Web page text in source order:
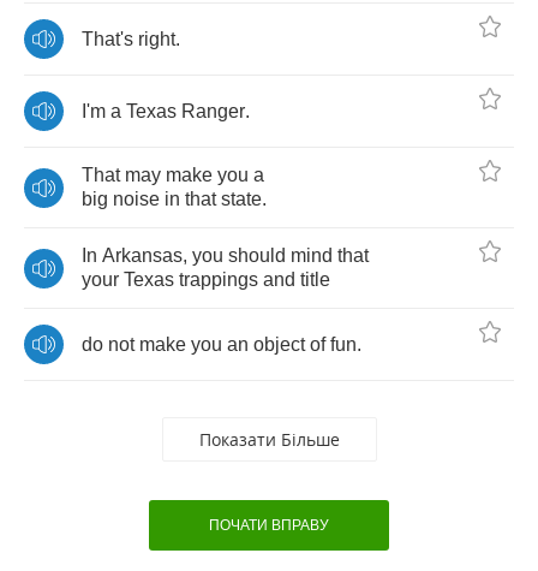
That's right.
I'm a Texas Ranger.
That may make you a
big noise in that state.
In Arkansas, you should mind that
your Texas trappings and title
do not make you an object of fun.
Показати Більше
ПОЧАТИ ВПРАВУ